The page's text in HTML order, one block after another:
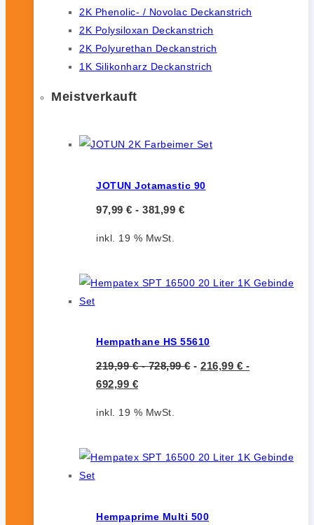
2K Phenolic- / Novolac Deckanstrich
2K Polysiloxan Deckanstrich
2K Polyurethan Deckanstrich
1K Silikonharz Deckanstrich
Meistverkauft
JOTUN Jotamastic 90
97,99 € - 381,99 €
inkl. 19 % MwSt.
Hempathane HS 55610
219,99€-728,99€- 216,99 € -
692,99 €
inkl. 19 % MwSt.
Hempaprime Multi 500